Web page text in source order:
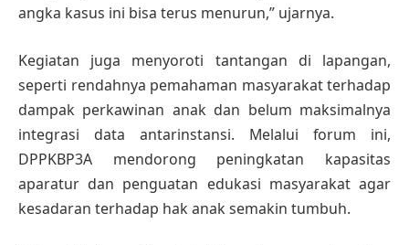
angka kasus ini bisa terus menurun,” ujarnya.
Kegiatan juga menyoroti tantangan di lapangan,
seperti rendahnya pemahaman masyarakat terhadap
dampak perkawinan anak dan belum maksimalnya
integrasi data antarinstansi. Melalui forum ini,
DPPKBP3A mendorong peningkatan kapasitas
aparatur dan penguatan edukasi masyarakat agar
kesadaran terhadap hak anak semakin tumbuh.